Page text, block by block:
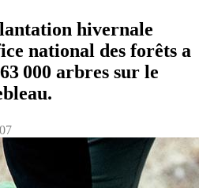
hivernale
national des forêts a
000 arbres sur le